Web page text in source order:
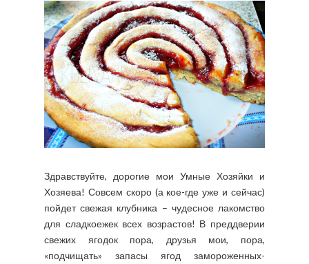
Здравствуйте, дорогие мои Умные Хозяйки и
Хозяева! Совсем скоро (а кое-где уже и сейчас)
пойдет свежая клубника – чудесное лакомство
для сладкоежек всех возрастов! В преддверии
свежих ягодок пора, друзья мои, пора,
«подчищать» запасы ягод замороженных-